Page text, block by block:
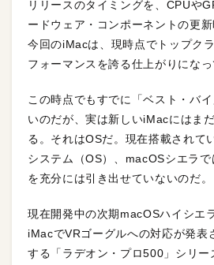
リリースのタイミングを、CPUや
ードウェア・コンポーネントの更
今回のiMacは、現時点でトップク
フォーマンスを誇る仕上がりになっ
この時点でもすでに「ベスト・バ
いのだが、実は新しいiMacにはま
る。それはOSだ。現在搭載されて
システム（OS）、macOSシエラ
を充分には引き出せていないのだ。
現在開発中の次期macOSハイシエ
iMacでVRゴーグルへの対応が発表
する「ラデオン・プロ500」シリー